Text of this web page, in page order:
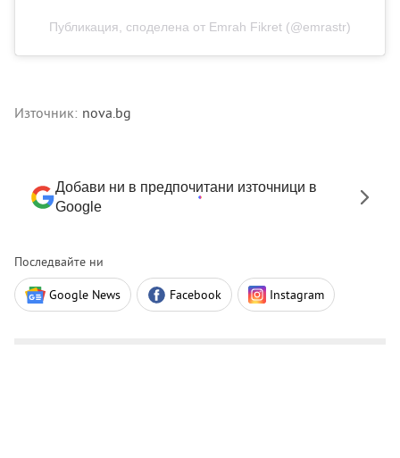
Публикация, споделена от Emrah Fikret (@emrastr)
Източник: nova.bg
Добави ни в предпочитани източници в
Google
Последвайте ни
Google News Facebook Instagram